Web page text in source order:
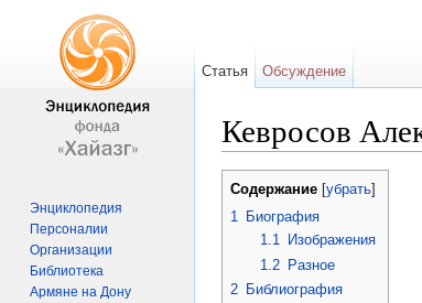
Кевросов
Содержание убрать
1 Биография
1.1
Изображения
1.2
Разное
2 Библиография
Статья Обсуждение
Энциклопедия
Персоналии
Организации
Библиотека
Армяне на Дону